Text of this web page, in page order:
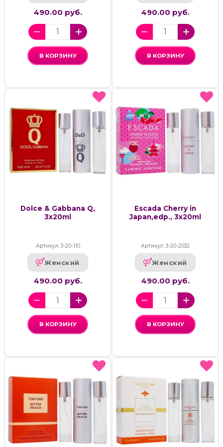
490.00 руб.
В КОРЗИНУ
490.00 руб.
В КОРЗИНУ
Dolce & Gabbana Q,
3x20ml
Артикул: 3-20-110
Женский
490.00 руб.
В КОРЗИНУ
Escada Cherry in
Japan,edp., 3x20ml
Артикул: 3-20-2032
Женский
490.00 руб.
В КОРЗИНУ